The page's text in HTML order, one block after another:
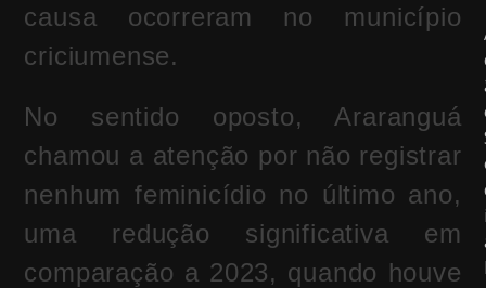
causa ocorreram no município
criciumense.
No sentido oposto, Araranguá
chamou a atenção por não registrar
nenhum feminicídio no último ano,
uma redução significativa em
comparação a 2023, quando houve